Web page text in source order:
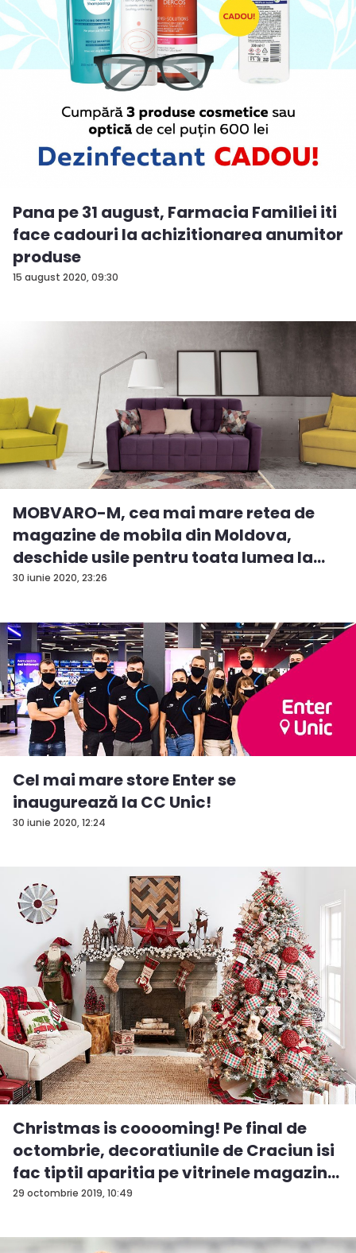
15 august 2020, 09:30
Pana pe 31 august, Farmacia Familiei iti
face cadouri la achizitionarea anumitor
produse
30 iunie 2020, 23:26
MOBVARO-M, cea mai mare retea de
magazine de mobila din Moldova,
deschide usile pentru toata lumea la
inc...
30 iunie 2020, 12:24
Cel mai mare store Enter se
inaugurează la CC Unic!
29 octombrie 2019, 10:49
Christmas is cooooming! Pe final de
octombrie, decoratiunile de Craciun isi
fac tiptil aparitia pe vitrinele magazin...